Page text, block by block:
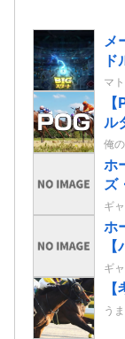
メ
ド
マ
ル
情
俺
ホ
ズ
ギ
ホ
ギ
う